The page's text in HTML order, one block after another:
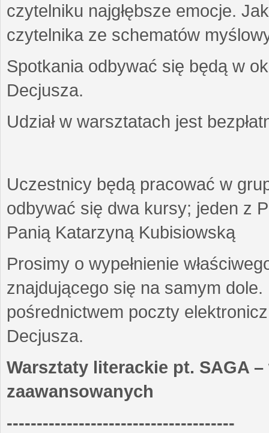
czytelniku najgłębsze emocje.
czytelnika ze schematów
Spotkania odbywać się będą w
Decjusza.
Udział w warsztatach jest
Uczestnicy będą pracować w
odbywać się dwa kursy; jeden z
Panią Katarzyną Kubisiowską
Prosimy o wypełnienie
znajdującego się na samym
pośrednictwem poczty
Decjusza.
Warsztaty literackie pt. SAGA
zaawansowanych
--------------------------------------